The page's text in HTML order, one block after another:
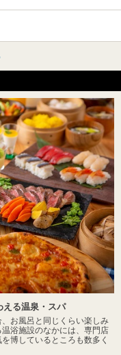
える温泉・スパ
お風呂と同じくらい楽しみ
浴施設のなかには、専門店
博しているところも数多く